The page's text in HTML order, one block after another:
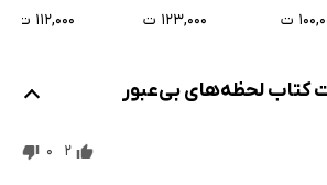
ت
۱۲۳,۰۰۰ ت
۱۱۲,۰۰۰ ت
کتاب لحظه‌های بی‌عبور
2
0